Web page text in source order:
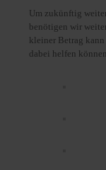
Um zukünftig
benötigen wir
kleiner Betrag
dabei helfen